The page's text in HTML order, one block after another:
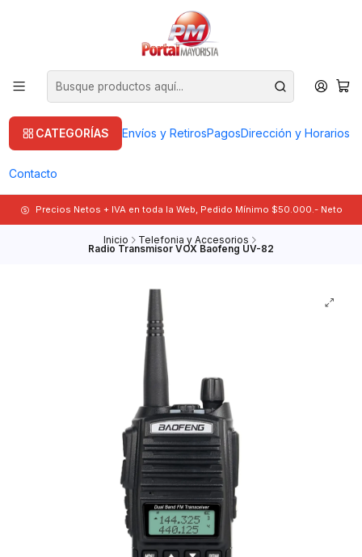
CATEGORÍAS Envíos y RetirosPagosDirección y Horarios
Contacto
Precios Netos + IVA en toda la Web, Pedido Mínimo $50.000.- Neto
Inicio Telefonia y Accesorios
Radio Transmisor VOX Baofeng UV-82